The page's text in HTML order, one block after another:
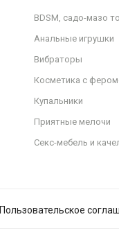
BDSM, садо-мазо
Анальные игрушки
Вибраторы
Косметика с
Купальники
Приятные мелочи
Секс-мебель и
Пользовательское